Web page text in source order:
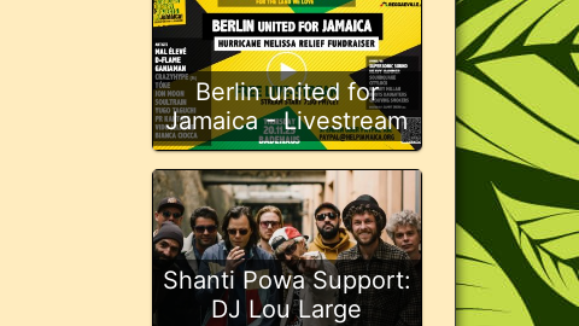
Berlin united for
Jamaica - Livestream
Shanti Powa Support:
DJ Lou Large